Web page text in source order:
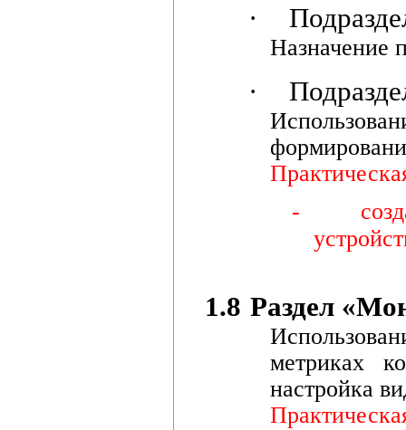
·
Назначение
·
-
1.8 Раздел
метриках
настройка